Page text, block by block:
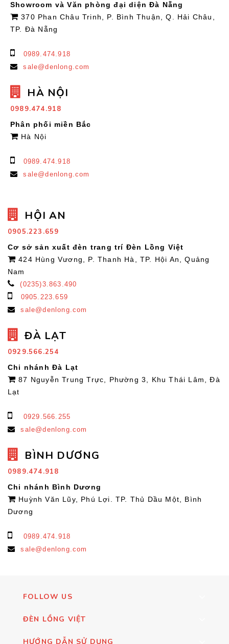
Showroom và Văn phòng đại diện Đà Nẵng
370 Phan Châu Trinh, P. Bình Thuận, Q. Hải Châu,
TP. Đà Nẵng
0989.474.918
sale@denlong.com
HÀ NỘI
0989.474.918
Phân phối miền Bắc
Hà Nội
0989.474.918
sale@denlong.com
HỘI AN
0905.223.659
Cơ sở sản xuất đèn trang trí Đèn Lồng Việt
424 Hùng Vương, P. Thanh Hà, TP. Hội An, Quảng
Nam
(0235)3.863.490
0905.223.659
sale@denlong.com
ĐÀ LẠT
0929.566.254
Chi nhánh Đà Lạt
87 Nguyễn Trung Trực, Phường 3, Khu Thái Lâm, Đà
Lạt
0929.566.255
sale@denlong.com
BÌNH DƯƠNG
0989.474.918
Chi nhánh Bình Dương
Huỳnh Văn Lũy, Phú Lợi. TP. Thủ Dầu Một, Bình
Dương
0989.474.918
sale@denlong.com
FOLLOW US
ĐÈN LỒNG VIỆT
HƯỚNG DẪN SỬ DỤNG